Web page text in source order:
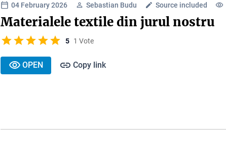
04 February 2026 Sebastian Budu Source included
Materialele textile din jurul nostru
5 1 Vote
OPEN Copy link